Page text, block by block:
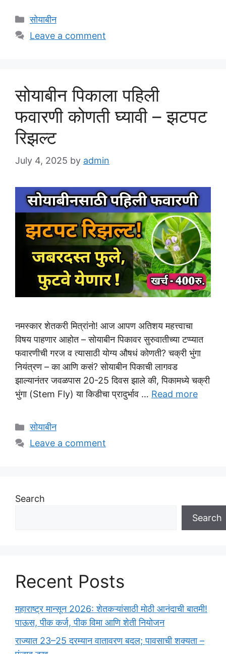
Categories
सोयाबीन
Leave a comment
सोयाबीन पिकाला पहिली
फवारणी कोणती घ्यावी – झटपट
रिझल्ट
July 4, 2025 by admin
नमस्कार शेतकरी मित्रांनो! आज आपण अतिशय महत्त्वाचा
विषय पाहणार आहोत – सोयाबीन पिकावर सुरुवातीच्या टप्प्यात
फवारणीची गरज व त्यासाठी योग्य औषधं कोणती? चक्री भुंगा
नियंत्रण – का आणि कसं? सोयाबीन पिकाची लागवड
झाल्यानंतर जवळपास 20-25 दिवस झाले की, पिकामध्ये चक्री
भुंगा (Stem Fly) या किडीचा प्रादुर्भाव … Read more
Categories
सोयाबीन
Leave a comment
Search
Search
Recent Posts
महाराष्ट्र मान्सून 2026: शेतकऱ्यांसाठी मोठी आनंदाची बातमी!
पाऊस, पीक कर्ज, पीक विमा आणि शेती नियोजन
राज्यात 23–25 दरम्यान वातावरण बदल; पावसाची शक्यता –